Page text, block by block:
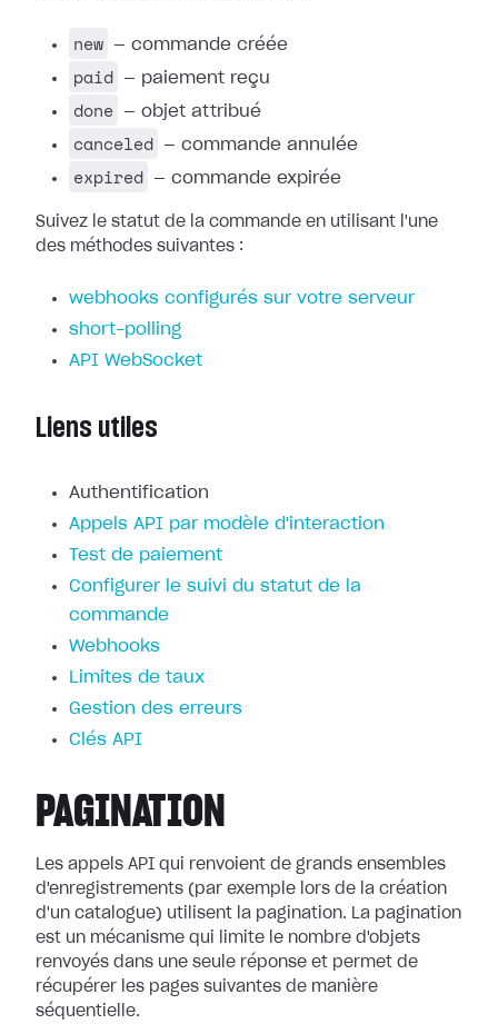
new — commande créée
paid — paiement reçu
done — objet attribué
canceled — commande annulée
expired — commande expirée
Suivez le statut de la commande en utilisant l'une
des méthodes suivantes :
webhooks configurés sur votre serveur
short-polling
API WebSocket
Liens utiles
Authentification
Appels API par modèle d'interaction
Test de paiement
Configurer le suivi du statut de la
commande
Webhooks
Limites de taux
Gestion des erreurs
Clés API
PAGINATION
Les appels API qui renvoient de grands ensembles
d'enregistrements (par exemple lors de la création
d'un catalogue) utilisent la pagination. La pagination
est un mécanisme qui limite le nombre d'objets
renvoyés dans une seule réponse et permet de
récupérer les pages suivantes de manière
séquentielle.